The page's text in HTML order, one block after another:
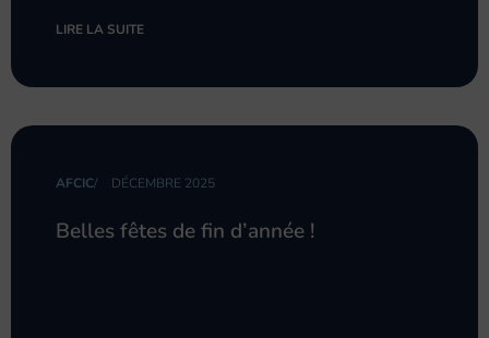
LIRE LA SUITE
AFCIC/ DÉCEMBRE 2025
Belles fêtes de fin d’année !